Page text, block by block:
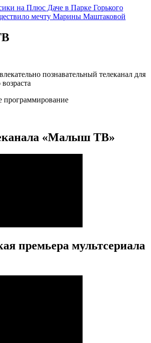
на Плюс Даче в Парке Горького
мечту Марины Маштаковой
познавательный телеканал для
программирование
«Малыш ТВ»
премьера мультсериала